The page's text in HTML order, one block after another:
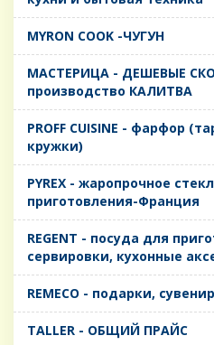
MYRON COOK -ЧУГУН
MАСТЕРИЦА - ДЕШЕВЫЕ
производство КАЛИТВА
PROFF CUISINE - фарфор
кружки)
PYREX - жаропрочное
приготовления-Франция
REGENT - посуда для
сервировки, кухонные
REMECO - подарки,
TALLER - ОБЩИЙ ПРАЙС